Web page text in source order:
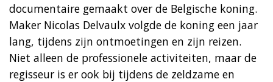
documentaire gemaakt over de Belgische koning.
Maker Nicolas Delvaulx volgde de koning een jaar
lang, tijdens zijn ontmoetingen en zijn reizen.
Niet alleen de professionele activiteiten, maar de
regisseur is er ook bij tijdens de zeldzame en